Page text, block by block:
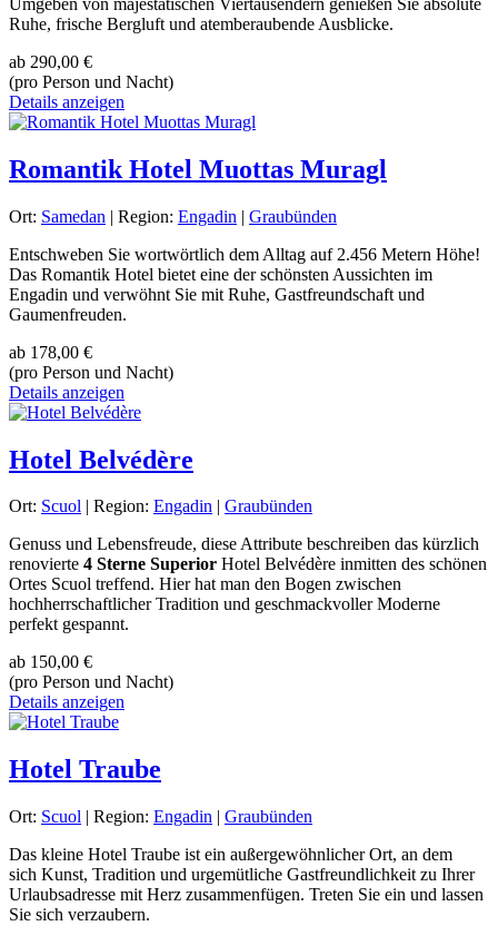
Ruhe, frische Bergluft und atemberaubende Ausblicke.
ab 290,00 €
(pro Person und Nacht)
Details anzeigen
Romantik Hotel Muottas Muragl
Ort: Samedan | Region: Engadin | Graubünden
Entschweben Sie wortwörtlich dem Alltag auf 2.456 Metern Höhe!
Das Romantik Hotel bietet eine der schönsten Aussichten im
Engadin und verwöhnt Sie mit Ruhe, Gastfreundschaft und
Gaumenfreuden.
ab 178,00 €
(pro Person und Nacht)
Details anzeigen
Hotel Belvédère
Ort: Scuol | Region: Engadin | Graubünden
Genuss und Lebensfreude, diese Attribute beschreiben das kürzlich
renovierte 4 Sterne Superior Hotel Belvédère inmitten des schönen
Ortes Scuol treffend. Hier hat man den Bogen zwischen
hochherrschaftlicher Tradition und geschmackvoller Moderne
perfekt gespannt.
ab 150,00 €
(pro Person und Nacht)
Details anzeigen
Hotel Traube
Ort: Scuol | Region: Engadin | Graubünden
Das kleine Hotel Traube ist ein außergewöhnlicher Ort, an dem
sich Kunst, Tradition und urgemütliche Gastfreundlichkeit zu Ihrer
Urlaubsadresse mit Herz zusammenfügen. Treten Sie ein und lassen
Sie sich verzaubern.